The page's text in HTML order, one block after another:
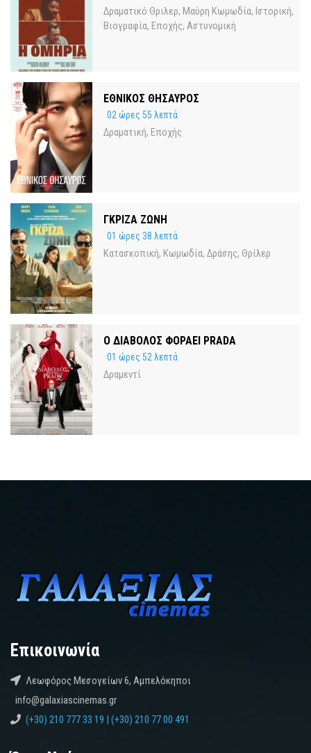
Δραματικό Θριλερ, Μαύρη Κωμωδία, Ιστορική,
Βιογραφία, Εποχής, Αστυνομική
ΕΘΝΙΚΟΣ ΘΗΣΑΥΡΟΣ
02 ώρες 55 λεπτά
Δραματική, Εποχής
ΓΚΡΙΖΑ ΖΩΝΗ
01 ώρες 38 λεπτά
Κατασκοπική, Κωμωδία, Δράσης, Θρίλερ
Ο ΔΙΑΒΟΛΟΣ ΦΟΡΑΕΙ PRADA
01 ώρες 52 λεπτά
Δραμεντί
Επικοινωνία
Λεωφόρος Μεσογείων 6, Αμπελόκηποι
info@galaxiascinemas.gr
(+30) 210 777 33 19 | (+30) 210 77 00 491